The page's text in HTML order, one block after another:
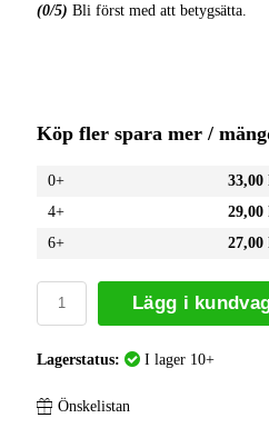
(0/5) Bli först med att betygsätta.
Köp fler spara mer /
0+
4+
6+
Lägg i
Lagerstatus: I lager 10+
Önskelistan